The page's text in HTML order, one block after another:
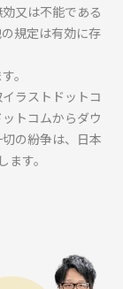
又は不能である
規定は有効に存
。
ラストドットコ
トコムからダウ
の紛争は、日本
す。